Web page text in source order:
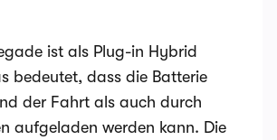
ist als Plug-in Hybrid
bedeutet, dass die Batterie
der Fahrt als auch durch
aufgeladen werden kann. Die